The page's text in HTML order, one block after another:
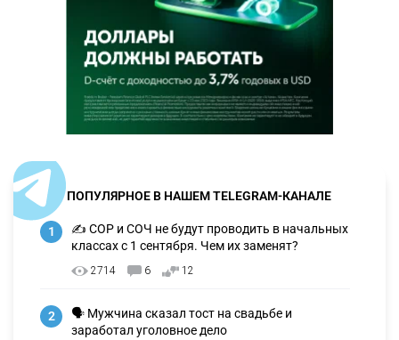
ПОПУЛЯРНОЕ В НАШЕМ TELEGRAM-КАНАЛЕ
1
✍️ СОР и СОЧ не будут проводить в начальных
классах с 1 сентября. Чем их заменят?
2714 6 12
2
🗣 Мужчина сказал тост на свадьбе и
заработал уголовное дело